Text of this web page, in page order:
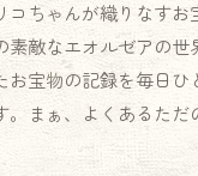
コちゃんが織りなすお
素敵なエオルゼアの
お宝物の記録を毎日
。まぁ、よくあるただ